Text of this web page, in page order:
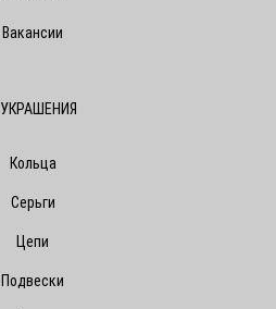
Вакансии
УКРАШЕНИЯ
Кольца
Серьги
Цепи
Подвески